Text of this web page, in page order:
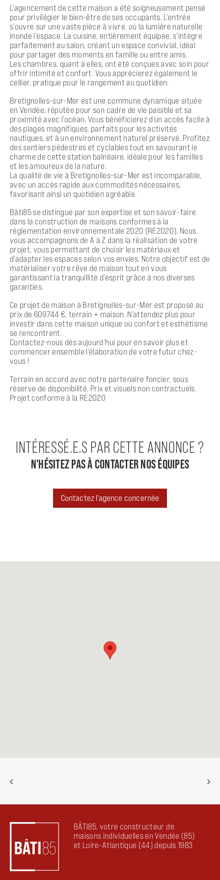
L’agencement de cette maison a été soigneusement pensé
pour privilégier le bien-être de ses occupants. L’entrée
s’ouvre sur une vaste pièce à vivre, où la lumière naturelle
inonde l’espace. La cuisine, entièrement équipée, s’intègre
parfaitement au salon, créant un espace convivial, idéal
pour partager des moments en famille ou entre amis.
Les chambres, quant à elles, ont été conçues avec soin pour
offrir intimité et confort. Vous apprécierez également le
cellier, pratique pour le rangement au quotidien.
Bretignolles-sur-Mer est une commune dynamique située
en Vendée, réputée pour son cadre de vie paisible et sa
proximité avec l’océan. Vous bénéficierez d’un accès facile à
des plages magnifiques, parfaits pour les activités
nautiques, et à un environnement naturel préservé. Profitez
des sentiers pédestres et cyclables tout en savourant le
charme de cette station balnéaire, idéale pour les familles
et les amoureux de la nature.
La qualité de vie à Bretignolles-sur-Mer est incomparable,
avec un accès rapide aux commodités nécessaires,
favorisant ainsi un quotidien agréable.
Bâti85 se distingue par son expertise et son savoir-faire
dans la construction de maisons conformes à la
réglementation environnementale 2020 (RE2020). Nous
vous accompagnons de A à Z dans la réalisation de votre
projet, vous permettant de choisir les matériaux et
d’adapter les espaces selon vos envies. Notre objectif est de
matérialiser votre rêve de maison tout en vous
garantissant la tranquillité d’esprit grâce à nos diverses
garanties.
Ce projet de maison à Bretignolles-sur-Mer est proposé au
prix de 609744 €, terrain + maison. N’attendez plus pour
investir dans cette maison unique où confort et esthétisme
se rencontrent.
Contactez-nous dès aujourd’hui pour en savoir plus et
commencer ensemble l’élaboration de votre futur chez-
vous !
Terrain en accord avec notre partenaire foncier, sous
réserve de disponibilité. Prix et visuels non contractuels.
Projet conforme à la RE2020
N'HÉSITEZ PAS À CONTACTER NOS ÉQUIPES
INTÉRESSÉ.E.S PAR CETTE ANNONCE ?
Contactez l'agence concernée
BÂTI85, votre constructeur de
maisons individuelles en Vendée (85)
et Loire-Atlantique (44) depuis 1983